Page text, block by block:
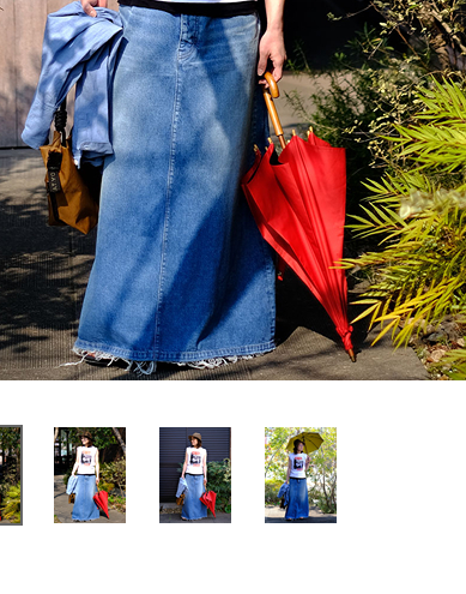
ット すべて見る
ス
雑貨
ジャケット
コート
その他アウター
バッグ
シューズ
アクセサリー
すべて見る
ジャケット
コート
ガウン
バッグ
靴
帽子
ソックス・そ